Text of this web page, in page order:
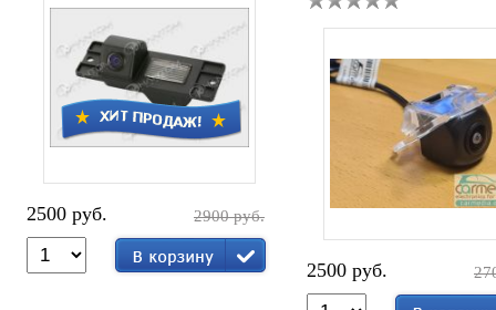
2500 руб. 2900 руб.
2500 руб.